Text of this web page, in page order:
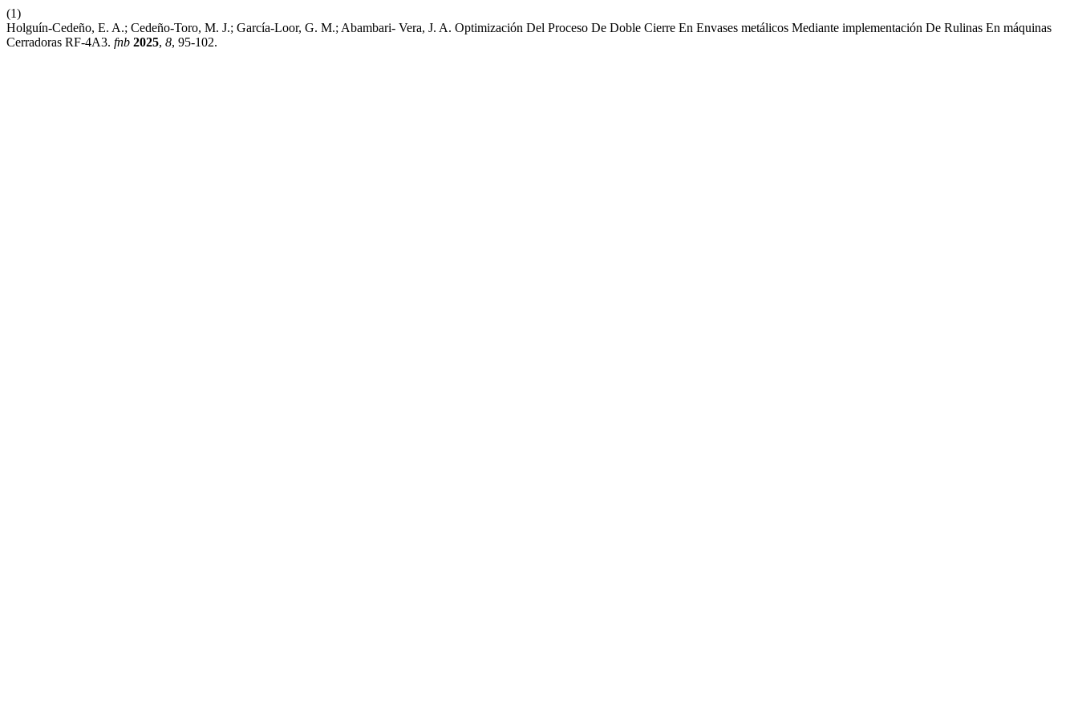
(1)
Holguín-Cedeño, E. A.; Cedeño-Toro, M. J.; García-Loor, G. M.; Abambari- Vera, J. A. Optimización Del Proceso De Doble Cierre En Envases metálicos Mediante implementación De Rulinas En máquinas
Cerradoras RF-4A3. fnb 2025, 8, 95-102.